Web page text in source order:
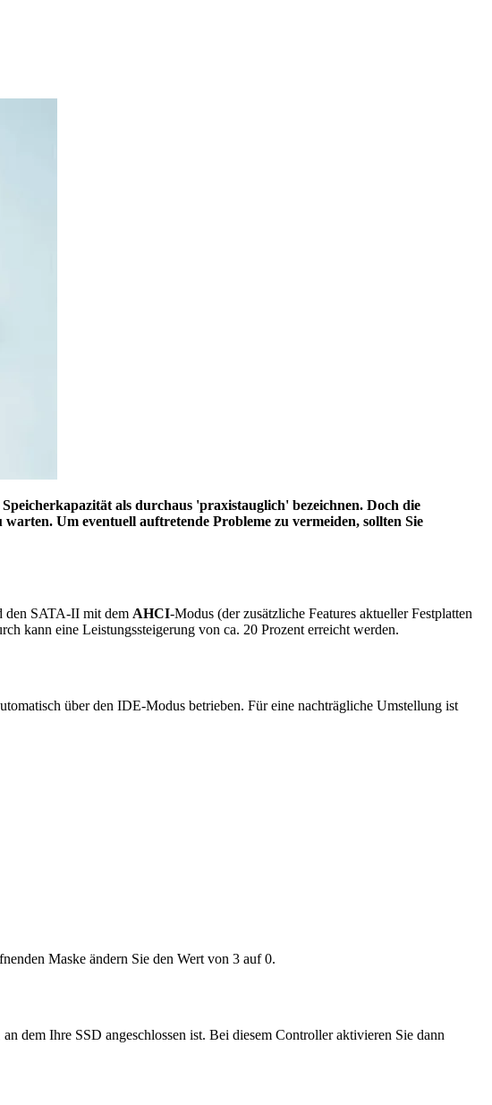
als durchaus 'praxistauglich' bezeichnen. Doch die
Um eventuell auftretende Probleme zu vermeiden, sollten Sie
den SATA-II mit dem AHCI-Modus (der zusätzliche Features aktueller Festplatten
kann eine Leistungssteigerung von ca. 20 Prozent erreicht werden.
über den IDE-Modus betrieben. Für eine nachträgliche Umstellung ist
Maske ändern Sie den Wert von 3 auf 0.
dem Ihre SSD angeschlossen ist. Bei diesem Controller aktivieren Sie dann